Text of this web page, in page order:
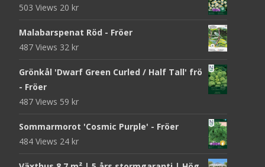
503 Views 20 kr
Malabarspenat Röd - Fröer
487 Views 32 kr
Grönkål 'Dwarf Green Curled / Half Tall' frö
- Fröer
487 Views 59 kr
Sommarmorot 'Cosmic Purple' - Fröer
484 Views 24 kr